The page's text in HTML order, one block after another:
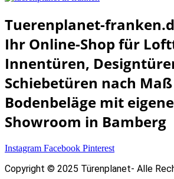
Tuerenplanet-
Ihr Online-Shop für
Innentüren,
Schiebetüren nach
Bodenbeläge mit
Showroom in Bamberg
Instagram Facebook Pinterest
Copyright © 2025 Türenplanet- Alle